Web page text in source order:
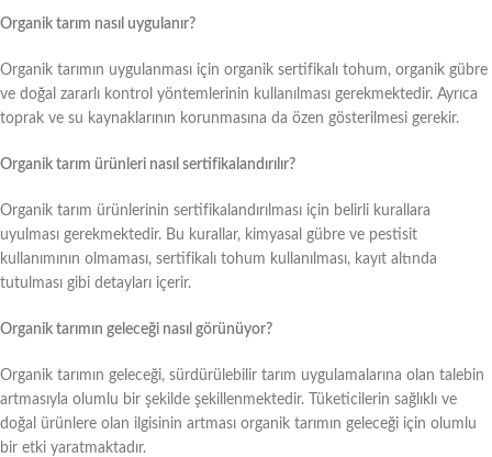
Organik tarım nasıl uygulanır?
Organik tarımın uygulanması için organik sertifikalı tohum, organik gübre
ve doğal zararlı kontrol yöntemlerinin kullanılması gerekmektedir. Ayrıca
toprak ve su kaynaklarının korunmasına da özen gösterilmesi gerekir.
Organik tarım ürünleri nasıl sertifikalandırılır?
Organik tarım ürünlerinin sertifikalandırılması için belirli kurallara
uyulması gerekmektedir. Bu kurallar, kimyasal gübre ve pestisit
kullanımının olmaması, sertifikalı tohum kullanılması, kayıt altında
tutulması gibi detayları içerir.
Organik tarımın geleceği nasıl görünüyor?
Organik tarımın geleceği, sürdürülebilir tarım uygulamalarına olan talebin
artmasıyla olumlu bir şekilde şekillenmektedir. Tüketicilerin sağlıklı ve
doğal ürünlere olan ilgisinin artması organik tarımın geleceği için olumlu
bir etki yaratmaktadır.